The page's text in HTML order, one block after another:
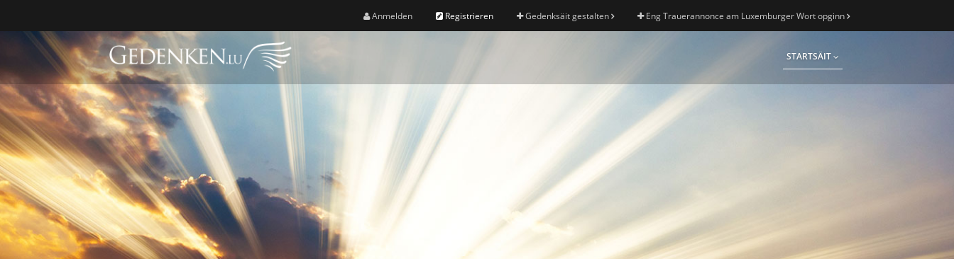
Anmelden Registrieren Gedenksäit gestalten Eng Trauerannonce am Luxemburger Wort opginn
STARTSÄIT